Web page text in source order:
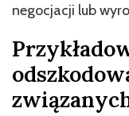
negocjacji lub